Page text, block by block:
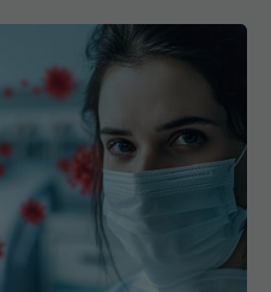
FLuQE și LB.1, variante